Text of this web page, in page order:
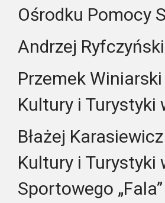
Ośrodku
Andrzej
Przemek
Kultury i Turystyki
Błażej
Kultury i Turystyki
Sportowego